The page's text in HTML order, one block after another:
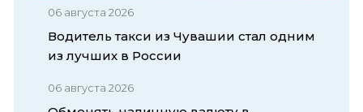
06 августа 2026
Водитель такси из Чувашии стал одним
из лучших в России
06 августа 2026